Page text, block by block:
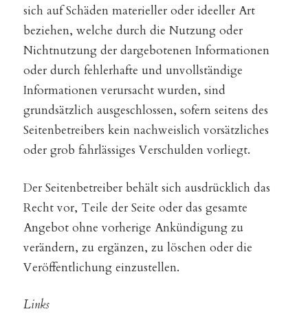
sich auf Schäden materieller oder ideeller Art
beziehen, welche durch die Nutzung oder
Nichtnutzung der dargebotenen Informationen
oder durch fehlerhafte und unvollständige
Informationen verursacht wurden, sind
grundsätzlich ausgeschlossen, sofern seitens des
Seitenbetreibers kein nachweislich vorsätzliches
oder grob fahrlässiges Verschulden vorliegt.
Der Seitenbetreiber behält sich ausdrücklich das
Recht vor, Teile der Seite oder das gesamte
Angebot ohne vorherige Ankündigung zu
verändern, zu ergänzen, zu löschen oder die
Veröffentlichung einzustellen.
Links